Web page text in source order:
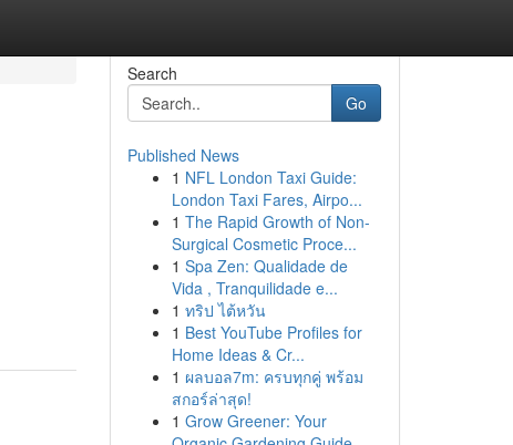
Search
Go
Published News
1 NFL London Taxi Guide:
London Taxi Fares, Airpo...
1 The Rapid Growth of Non-
Surgical Cosmetic Proce...
1 Spa Zen: Qualidade de
Vida , Tranquilidade e...
1 ทริป ไต้หวัน
1 Best YouTube Profiles for
Home Ideas & Cr...
1 ผลบอล7m: ครบทุกคู่ พร้อม
สกอร์ล่าสุด!
1 Grow Greener: Your